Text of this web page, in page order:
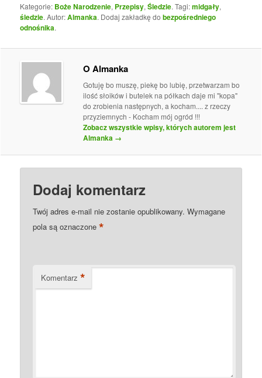
Kategorie: Boże Narodzenie, Przepisy,Śledzie. Tagi:midgały,
śledzie. Autor:Almanka. Dodaj zakładkę dobezpośredniego
odnośnika.
O Almanka
Gotuję bo muszę, piekę bo lubię, przetwarzam bo
ilość słoików i butelek na półkach daje mi "kopa"
do zrobienia następnych, a kocham.... z rzeczy
przyziemnych - Kocham mój ogród !!!
Zobacz wszystkie wpisy, których autorem jest
Almanka →
Dodaj komentarz
Twój adres e-mail nie zostanie opublikowany. Wymagane
pola są oznaczone*
Komentarz *